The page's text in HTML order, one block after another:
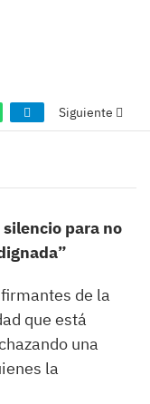
Siguiente
para no
de la
que está
una
la